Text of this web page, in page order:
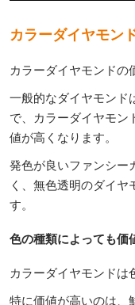
カラーダイヤモン
カラーダイヤモンドの
一般的なダイヤモンド
で、カラーダイヤモン
値が高くなります。
発色が良いファンシー
く、無色透明のダイ
す。
色の種類によっても価
カラーダイヤモンドは
特に価値が高いのは、